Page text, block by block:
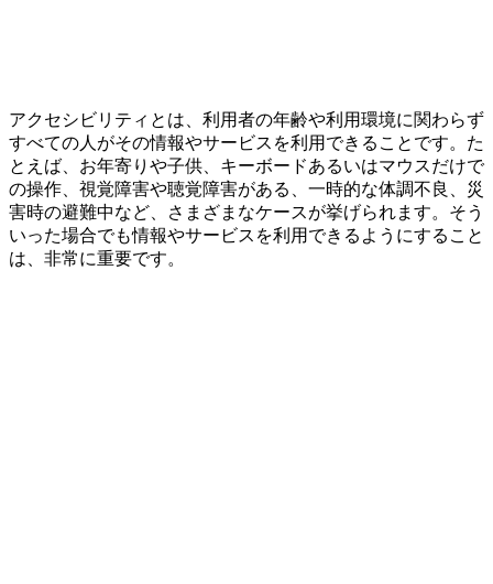
アクセシビリティとは、利用者の年齢や利用環境に関わらず
すべての人がその情報やサービスを利用できることです。た
とえば、お年寄りや子供、キーボードあるいはマウスだけで
の操作、視覚障害や聴覚障害がある、一時的な体調不良、災
害時の避難中など、さまざまなケースが挙げられます。そう
いった場合でも情報やサービスを利用できるようにすること
は、非常に重要です。